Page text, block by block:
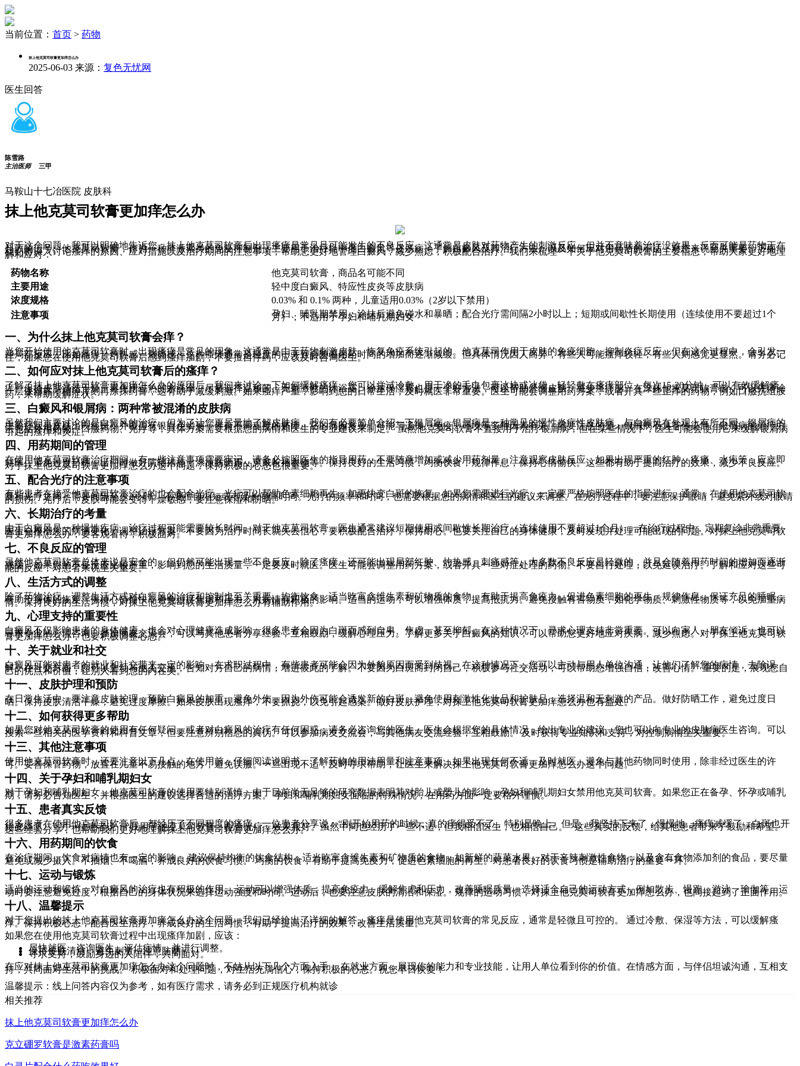
当前位置： 首页 > 药物
抹上他克莫司软膏更加痒怎么办
2025-06-03 来源： 复色无忧网
医生回答
陈雪路
主治医师
三甲
马鞍山十七冶医院 皮肤科
抹上他克莫司软膏更加痒怎么办
对于这个问题，我可以明确地告诉您：抹上他克莫司软膏后出现瘙痒是常见且可能发生的不良反应。这通常是皮肤对药物产生的刺激反应，但并不意味着治疗没效果，反而可能是药物正在
起效的信号。他克莫司软膏，作为一种非激素类的免疫抑制剂，主要用于治疗轻中度白癜风等皮肤病。了解白癜风及其治疗方法，以及如何应对用药后的不适，对您来说至关重要。下面，
我们将深入讨论瘙痒的原因、应对措施以及治疗期间的注意事项，帮助您更好地管理白癜风，减少焦虑，积极配合治疗。我们来梳理一下关于他克莫司软膏的主要信息，帮助大家更好地理
解和应对：
药物名称
他克莫司软膏，商品名可能不同
主要用途
轻中度白癜风、特应性皮炎等皮肤病
浓度规格
0.03% 和 0.1% 两种，儿童适用0.03%（2岁以下禁用）
注意事项
孕妇、哺乳期禁用；涂抹后避免碰水和暴晒；配合光疗需间隔2小时以上；短期或间歇性长期使用（连续使用不要超过1个
月）；不适用于孕妇和哺乳期妇女
一、为什么抹上他克莫司软膏会痒？
当您开始使用他克莫司软膏时，出现瘙痒是常见的现象。这通常是由于药物刺激皮肤，恢复免疫系统引起的。他克莫司作用于皮肤的免疫细胞，抑制炎症反应，但在这个过程中，会引发一
些局部反应，比如瘙痒、灼热感、刺痛感。这种瘙痒通常是轻度的，并且会随着用药时间的增加而逐渐减缓。但具体情况因人而异，有些人可能瘙痒较轻，有些人则感觉更显然。请务必记
住，如果您在使用他克莫司软膏后感到瘙痒加剧，不要擅自停药，应该及时咨询医生。
二、如何应对抹上他克莫司软膏后的瘙痒？
了解了抹上他克莫司软膏更加痒怎么办的原因后，我们来讨论一下如何缓解瘙痒。您可以尝试冷敷。用干净的毛巾包裹冰块或冰袋，轻轻敷在瘙痒部位，每次15-20分钟，可以有效缓解瘙
痒。保持皮肤清洁干燥。避免用过热的水洗澡，尽量选择温和的、无刺激性的沐浴露。涂抹保湿霜也是一个好方法，可以帮助舒缓皮肤，减少瘙痒感。在涂抹他克莫司软膏前，可以先薄涂
一层保湿霜，稍等片刻再涂抹药膏，这有助于减缓刺激。如果瘙痒严重，影响到您的日常生活，及时就医非常重要。医生可能会调整用药方案，或者开具一些止痒的药物，例如口服抗组胺
药，来帮助缓解症状。
三、白癜风和银屑病：两种常被混淆的皮肤病
虽然我们主要讨论的是白癜风的治疗，但为了让您更尽量地了解皮肤病，我们有必要简单介绍一下银屑病。银屑病是一种常见的慢性炎症性皮肤病，与白癜风在外观上有所不同。银屑病的
主要症状是皮肤出现红斑，并覆盖有银白色鳞屑，伴有不同程度的瘙痒。它的病因复杂，可能与遗传、免疫、环境等多种因素有关。需要注意的是，银屑病不具备传染性。银屑病的治疗方
法包括外用药物、口服药物、光疗等，具体方案需要根据您的病情和医生的专业建议来制定。 虽然他克莫司软膏不直接用于治疗银屑病，但在某些情况下，医生可能会使用它来缓解银屑病
引起的瘙痒和炎症。
四、用药期间的管理
在使用他克莫司软膏治疗期间，有一些注意事项需要牢记。请务必按照医生的指导用药，不要随意增加或减少用药剂量。注意观察皮肤反应，如果出现严重的红肿、疼痛、水疱等，应立即
就医。避免过度日晒，出门时做好防晒措施，涂抹防晒霜，穿戴长袖衣物等。保持良好的生活习惯，均衡饮食，规律作息，保持心情愉快。这些都有助于提高治疗的效果，减少不良反应。
对于抹上他克莫司软膏更加痒怎么办这个问题，保持积极的心态也很重要。
五、配合光疗的注意事项
有些患者在接受他克莫司软膏治疗的也会配合光疗。光疗可以帮助色素细胞再生，加更快变白斑的恢复。如果您需要进行光疗，一定要严格按照医生的指导进行。通常，在使用他克莫司软
膏和光疗之间，需要间隔至少2小时。 不要擅自缩短或者延长间隔时间。光疗的频率和时间，也需要根据您的病情和医生的建议来调整。在光疗过程中，要注意保护眼睛，避免紫外线对眼睛
的损伤。光疗后，皮肤可能会变得干燥敏感，要注意保湿和防晒。
六、长期治疗的考量
由于白癜风是一种慢性疾病，治疗过程可能需要较长时间。对于他克莫司软膏，医生通常建议短期使用或间歇性长期治疗（连续使用不要超过1个月）。在治疗过程中，定期复诊非常重要。
医生会根据您的病情变化，调整治疗方案。不要因为治疗时间长就失去信心，要积极配合治疗，保持耐心。也要关注自己的身体健康，及时发现并处理可能出现的问题。对抹上他克莫司软
膏更加痒怎么办，要客观看待，积极面对。
七、不良反应的管理
虽然他克莫司软膏总体来说是安全的，但仍然可能出现一些不良反应。除了瘙痒，还可能出现局部红肿、灼热感、刺痛感等。大多数不良反应是轻微的，并且会随着用药时间的增加而逐渐
减缓。如果您的不良反应比较严重，影响到您的生活质量，一定要及时就医。医生可能会调整用药方案，或者开具一些对症处理的药物。不要自行处理，以免延误治疗。了解和应对这些可
能的反应，对患者来说至关重要。
八、生活方式的调整
除了药物治疗，调整生活方式对白癜风的治疗和控制也至关重要。均衡饮食，适当吃富含维生素和矿物质的食物，有助于提高免疫力，促进色素细胞的再生。规律作息，保证充足的睡眠，
有助于身体的恢复。保持心情愉快，避免过度焦虑和压力，对病情有积极的影响。适当的运动，可以增强体质，提高抵抗力。避免接触有害物质，如化学物质、刺激性物质等，以免加重病
情。保持良好的生活习惯，对抹上他克莫司软膏更加痒怎么办有辅助作用。
九、心理支持的重要性
白癜风不仅影响患者的身体健康，也会对心理健康造成影响。很多患者会因为白斑而感到自卑、焦虑、甚至抑郁。在这种情况下，寻求心理支持非常重要。可以向家人、朋友倾诉，也可以
寻求专业的心理咨询。参加病友交流会，可以与其他患者分享经验，互相鼓励，缓解心理压力。了解更多关于白癜风的知识，可以帮助您更好地应对疾病，减少焦虑。对于抹上他克莫司软
膏更加痒怎么办，也要积极调整心态。
十、关于就业和社交
白癜风可能对患者的就业和社交带来一定的影响。在求职过程中，有些患者可能会因为外貌原因而受到歧视。在这种情况下，您可以主动与用人单位沟通，让他们了解您的病情，去除误
解。在社交方面，您可以主动与他人交流，告知对方自己的病情，增进彼此的了解。不要因为白斑而封闭自己，积极参与社交活动，可以帮助您增强自信，改善心情。 重要的是，展现您自
己的优点和价值，让别人看到您的内在美。
十一、皮肤护理和预防
在日常生活中，要注意皮肤护理，预防白癜风的加重。避免外伤，因为外伤可能会诱发新的白斑。避免使用刺激性化妆品和护肤品，选择温和无刺激的产品。做好防晒工作，避免过度日
晒。保持皮肤清洁干燥，避免过度摩擦。如果皮肤出现瘙痒，不要抓挠，以免引起感染。做好皮肤护理，对抹上他克莫司软膏更加痒怎么办也有益处。
十二、如何获得更多帮助
如果您对他克莫司软膏的使用有任何疑问，或者对白癜风的治疗有任何困惑，请务必咨询您的医生。医生会根据您的具体情况，给出专业的建议。您也可以向专业的皮肤病医生咨询。可以
搜索一些相关的医学资料和科普文章，但要注意辨别信息的真伪。可以参加病友交流会，与其他病友交流经验，互相鼓励。 及时获得专业知识和支持，对控制病情至关重要。
十三、其他注意事项
使用他克莫司软膏时，还要注意以下几点。在使用前，仔细阅读说明书，了解药物的用法用量和注意事项。如果出现任何不适，及时就医。避免与其他药物同时使用，除非经过医生的许
可。妥善保管药物，放置在儿童不易接触的地方，避免误服。一旦出现不适，及时寻求帮助，让医生来解决抹上他克莫司软膏更加痒怎么办这个问题。
十四、关于孕妇和哺乳期妇女
对于孕妇和哺乳期妇女，他克莫司软膏的使用要特别谨慎。由于目前尚无足够的研究数据表明其对胎儿或婴儿的影响，孕妇和哺乳期妇女禁用他克莫司软膏。如果您正在备孕、怀孕或哺乳
期，请务必告知医生，并根据医生的建议选择合适的治疗方案。 孕妇和哺乳期妇女面临的特殊情况，在用药方面一定要格外谨慎。
十五、患者真实反馈
很多患者在使用他克莫司软膏后，都经历了不同程度的瘙痒。一位患者分享说：“刚开始用药的时候，真的痒得受不了，特别是晚上。但是，我坚持下来了，慢慢地，瘙痒减缓了，白斑也开
始变淡了。” 另一位患者说：“我用了他克莫司软膏，配合光疗，效果很好。虽然中间也经历了一些不适，但我相信医生，也相信自己。” 这些真实的反馈，给其他患者带来了鼓励和希望。
这些经验分享，也帮助我们更好地理解抹上他克莫司软膏更加痒怎么办。
十六、用药期间的饮食
在治疗期间，饮食对病情也有一定的影响。 建议保持均衡的饮食结构，适当吃富含维生素和矿物质的食物，如新鲜的蔬菜水果。对于辛辣刺激性食物，以及含有食物添加剂的食品，要尽量
避免或减少摄入。不抽烟、不喝酒，养成良好的饮食习惯。 均衡的饮食，有助于提高免疫力，促进色素细胞的再生。对患者良好的饮食习惯是辅助治疗的重要一环。
十七、运动与锻炼
适当的运动和锻炼，对白癜风的治疗也有积极的作用。 运动可以增强体质，提高免疫力，缓解焦虑和压力，改善睡眠质量。选择适合自己的运动方式，例如散步、慢跑、游泳、瑜伽等。运
动时要注意避免过度，根据自己的身体状况来选择运动强度和时间。运动后，也要注意皮肤的清洁和保湿。 规律的运动习惯，对抹上他克莫司软膏更加痒怎么办，也间接起到了正面作用。
十八、温馨提示
对于您提出的抹上他克莫司软膏更加痒怎么办这个问题，我们已经给出了详细的解答。瘙痒是使用他克莫司软膏的常见反应，通常是轻微且可控的。 通过冷敷、保湿等方法，可以缓解瘙
痒。保持积极心态，配合医生治疗，养成良好的生活习惯，有助于提高治疗的效果，改善生活质量。
如果您在使用他克莫司软膏过程中出现瘙痒加剧，应该：
尽快就医，咨询医生，评估病情，并进行调整。
保持皮肤清洁，避免刺激，注意防晒。
寻求支持，鼓励身边的人陪伴，共同面对。
在应对抹上他克莫司软膏更加痒怎么办这个问题时，不妨从以下几个方面入手： 在就业方面，展现你的能力和专业技能，让用人单位看到你的价值。在情感方面，与伴侣坦诚沟通，互相支
持，共同面对生活中的挑战。 积极面对和处理问题，对生活充满信心，保持积极的心态。祝您早日恢复！
温馨提示：线上问答内容仅为参考，如有医疗需求，请务必到正规医疗机构就诊
相关推荐
抹上他克莫司软膏更加痒怎么办
克立硼罗软膏是激素药膏吗